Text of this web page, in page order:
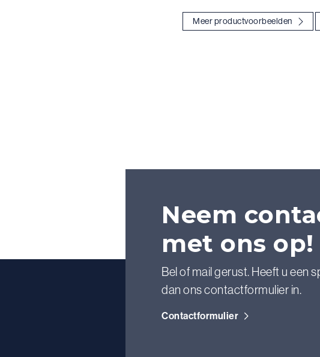
Meer productvoorbeelden
Neem
met ons op!
Bel of mail gerust. Heeft u een
dan ons contactformulier in.
Contactformulier